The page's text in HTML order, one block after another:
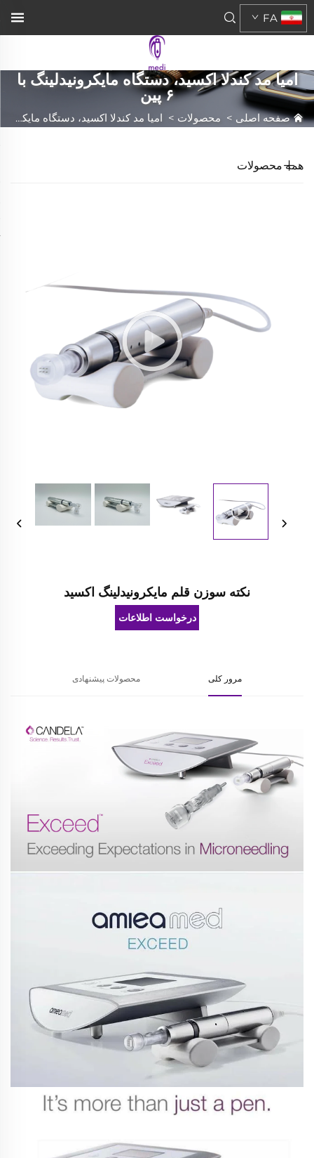
FA
امیا مد کندلا اکسید، دستگاه مایکرونیدلینگ با
۶ پین
صفحه اصلی > محصولات > امیا مد کندلا اکسید، دستگاه مایکرونیدلینگ با ۶ پین
همه محصولات
نکته سوزن قلم مایکرونیدلینگ اکسید
درخواست اطلاعات
مرور کلی محصولات پیشنهادی